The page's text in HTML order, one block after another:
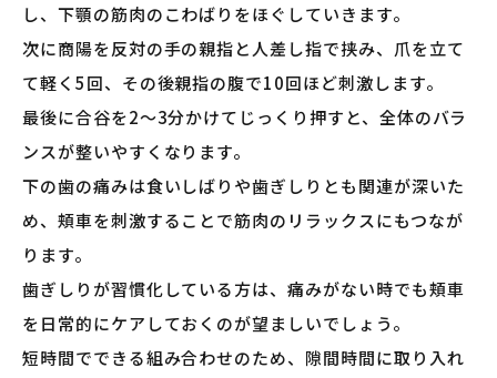
し、下顎の筋肉のこわばりをほぐしていきます。
次に商陽を反対の手の親指と人差し指で挟み、爪を立て
て軽く5回、その後親指の腹で10回ほど刺激します。
最後に合谷を2〜3分かけてじっくり押すと、全体のバラ
ンスが整いやすくなります。
下の歯の痛みは食いしばりや歯ぎしりとも関連が深いた
め、頬車を刺激することで筋肉のリラックスにもつなが
ります。
歯ぎしりが習慣化している方は、痛みがない時でも頬車
を日常的にケアしておくのが望ましいでしょう。
短時間でできる組み合わせのため、隙間時間に取り入れ